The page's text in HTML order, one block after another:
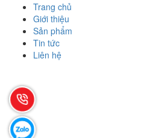
Trang chủ
Giới thiệu
Sản phẩm
Tin tức
Liên hệ